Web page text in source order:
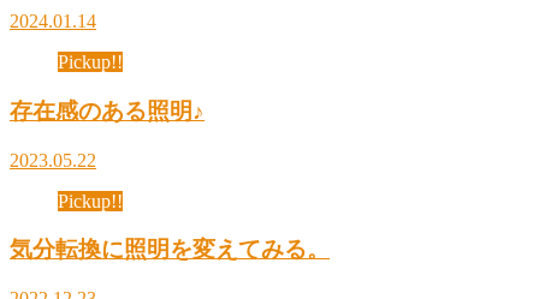
2024.01.14
Pickup!!
存在感のある照明♪
2023.05.22
Pickup!!
気分転換に照明を変えてみる。